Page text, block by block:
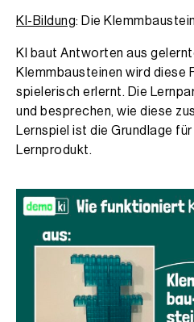
KI-Bildung: Die
KI baut Antworten aus
Klemmbausteinen wird diese
spielerisch erlernt. Die
und besprechen, wie diese
Lernspiel ist die Grundlage
Lernprodukt.